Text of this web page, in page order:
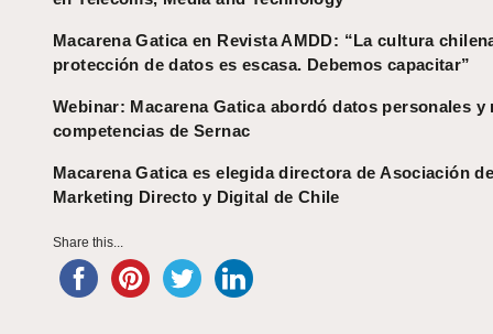
Macarena Gatica en Revista AMDD: “La cultura
protección de datos es escasa. Debemos capacitar”
Webinar: Macarena Gatica abordó datos personales y
competencias de Sernac
Macarena Gatica es elegida directora de Asociación
Marketing Directo y Digital de Chile
Share this...